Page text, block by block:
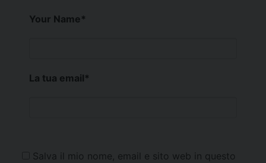
Your Name*
La tua email*
Salva il mio nome, email e sito web in questo